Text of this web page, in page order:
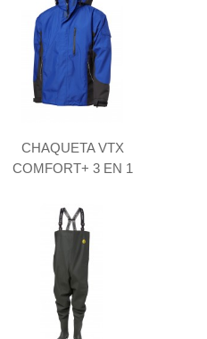
CHAQUETA VTX
COMFORT+ 3 EN 1